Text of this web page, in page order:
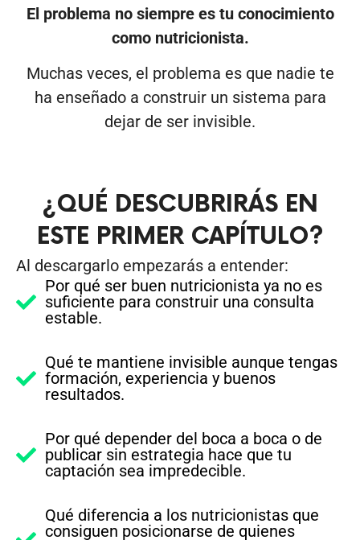
El problema no siempre es tu conocimiento
como nutricionista.
Muchas veces, el problema es que nadie te
ha enseñado a construir un sistema para
dejar de ser invisible.
¿QUÉ DESCUBRIRÁS EN
ESTE PRIMER CAPÍTULO?
Al descargarlo empezarás a entender:
Por qué ser buen nutricionista ya no es
suficiente para construir una consulta
estable.
Qué te mantiene invisible aunque tengas
formación, experiencia y buenos
resultados.
Por qué depender del boca a boca o de
publicar sin estrategia hace que tu
captación sea impredecible.
Qué diferencia a los nutricionistas que
consiguen posicionarse de quienes